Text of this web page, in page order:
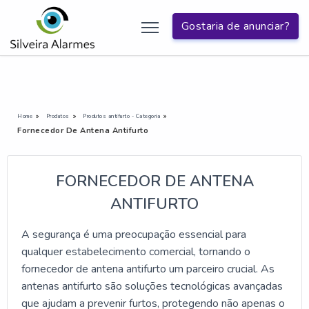
Gostaria de anunciar?
Home Produtos Produtos antifurto - Categoria
Fornecedor De Antena Antifurto
FORNECEDOR DE ANTENA
ANTIFURTO
A segurança é uma preocupação essencial para
qualquer estabelecimento comercial, tornando o
fornecedor de antena antifurto um parceiro crucial. As
antenas antifurto são soluções tecnológicas avançadas
que ajudam a prevenir furtos, protegendo não apenas o